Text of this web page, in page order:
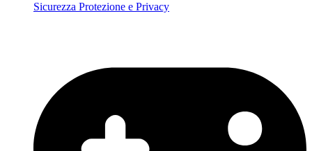
Sicurezza Protezione e Privacy